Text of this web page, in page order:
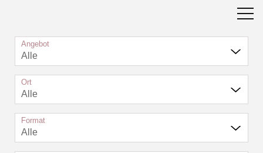
Angebot
Alle
Ort
Alle
Format
Alle